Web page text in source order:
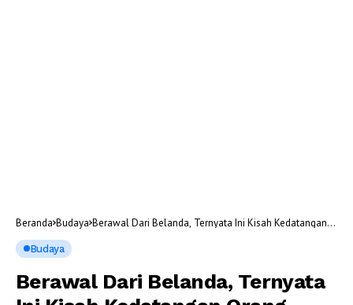
Beranda Budaya Berawal Dari Belanda, Ternyata Ini Kisah Kedatangan
Budaya
Berawal Dari Belanda, Ternyata